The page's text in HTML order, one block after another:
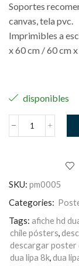
Soportes
canvas, tela pvc.
Imprimibles a
x 60 cm / 60 cm
disponibles
Dua
SKU: pm0005
Categories:
Tags: afiche hd
chile pósters,
descargar poster
dua lipa 8k,dua